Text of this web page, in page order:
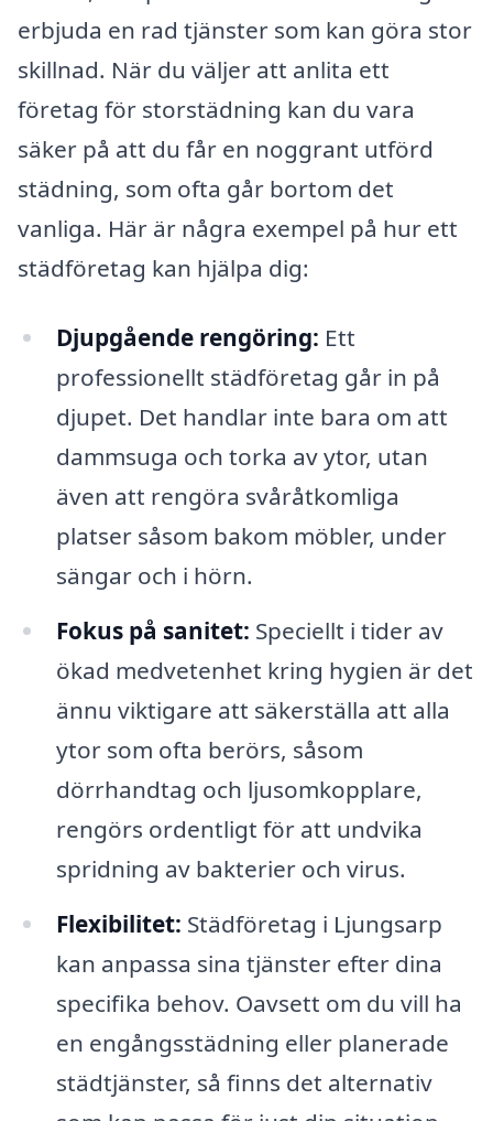
erbjuda en rad tjänster som kan göra stor
skillnad. När du väljer att anlita ett
företag för storstädning kan du vara
säker på att du får en noggrant utförd
städning, som ofta går bortom det
vanliga. Här är några exempel på hur ett
städföretag kan hjälpa dig:
Djupgående rengöring: Ett
professionellt städföretag går in på
djupet. Det handlar inte bara om att
dammsuga och torka av ytor, utan
även att rengöra svåråtkomliga
platser såsom bakom möbler, under
sängar och i hörn.
Fokus på sanitet: Speciellt i tider av
ökad medvetenhet kring hygien är det
ännu viktigare att säkerställa att alla
ytor som ofta berörs, såsom
dörrhandtag och ljusomkopplare,
rengörs ordentligt för att undvika
spridning av bakterier och virus.
Flexibilitet: Städföretag i Ljungsarp
kan anpassa sina tjänster efter dina
specifika behov. Oavsett om du vill ha
en engångsstädning eller planerade
städtjänster, så finns det alternativ